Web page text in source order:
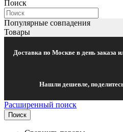
Поиск
Популярные совпадения
Товары
Доставка по Москве в день заказа
Нашли дешевле,
Расширенный поиск
Поиск